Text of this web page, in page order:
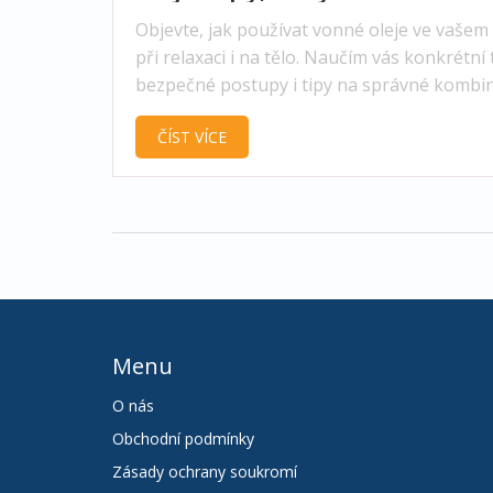
postupy
Objevte, jak používat vonné oleje ve vašem
při relaxaci i na tělo. Naučím vás konkrétní
bezpečné postupy i tipy na správné
vůní.
ČÍST VÍCE
Menu
O nás
Obchodní podmínky
Zásady ochrany soukromí